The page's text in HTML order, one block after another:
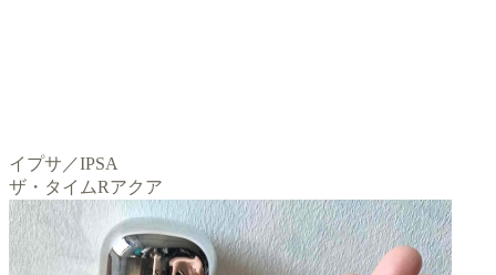
イプサ／IPSA
ザ・タイムRアクア